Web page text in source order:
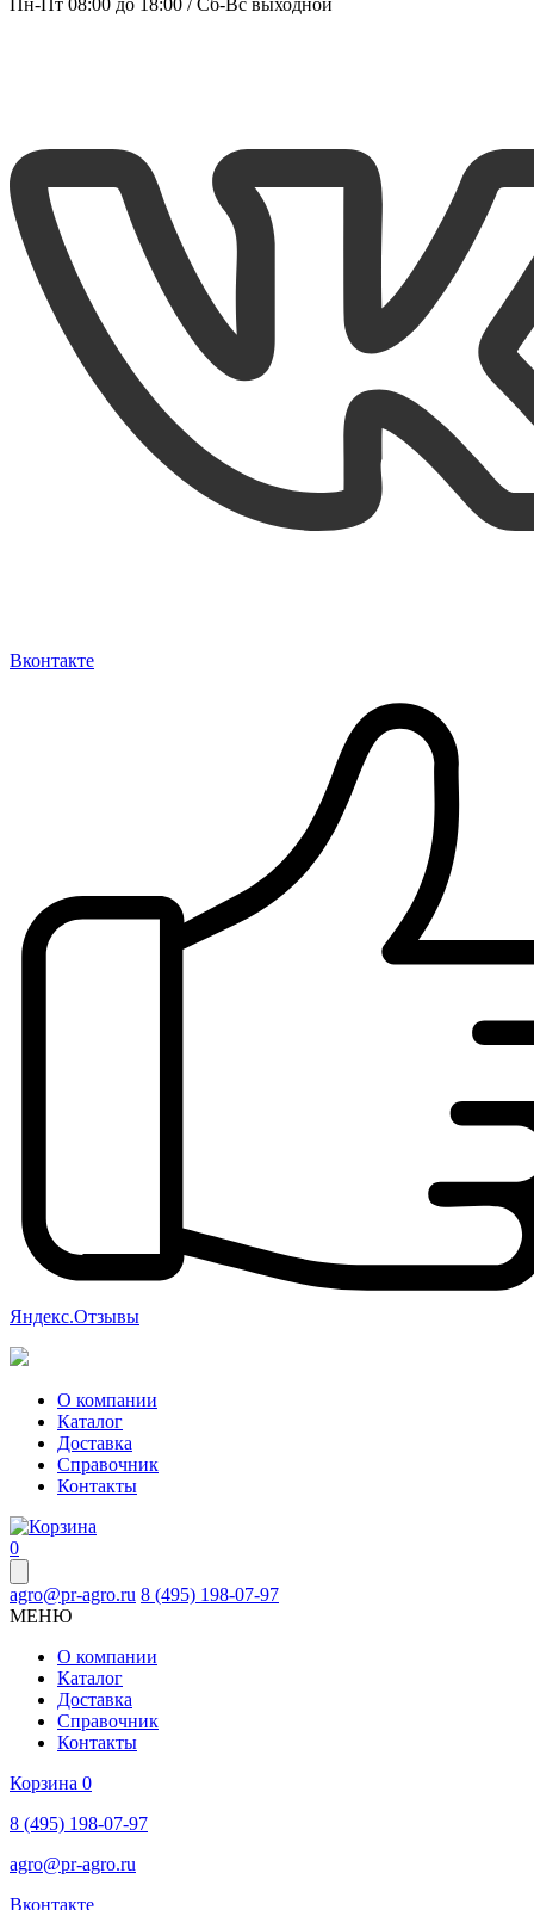
Пн-Пт 08:00 до 18:00 / Сб-Вс выходной
Вконтакте
Яндекс.Отзывы
О компании
Каталог
Доставка
Справочник
Контакты
0
agro@pr-agro.ru 8 (495) 198-07-97
МЕНЮ
О компании
Каталог
Доставка
Справочник
Контакты
Корзина 0
8 (495) 198-07-97
agro@pr-agro.ru
Вконтакте